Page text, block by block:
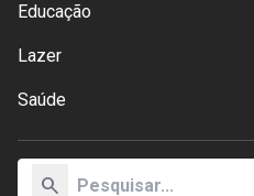
Educação
Lazer
Saúde
search